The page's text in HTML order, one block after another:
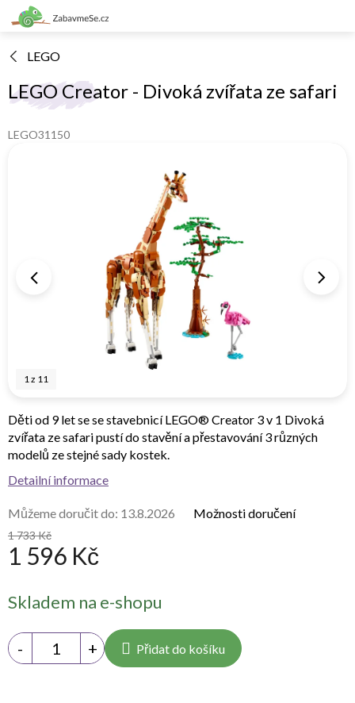
Přejít
na
LEGO
LEGO Creator - Divoká zvířata ze safari
LEGO31150
1z 11
1 733 Kč
1 596 Kč
cena:
Skladem na e-shopu
Můžeme doručit do: 13.8.2026 Možnosti doručení
Přidat do košíku
Děti od 9 let se se stavebnicí LEGO® Creator 3 v 1 Divoká
zvířata ze safari pustí do stavění a přestavování 3 různých
modelů ze stejné sady kostek.
Detailní informace